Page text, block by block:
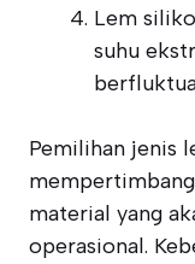
Lem
suhu
Pemilihan jenis
material yang
operasional.